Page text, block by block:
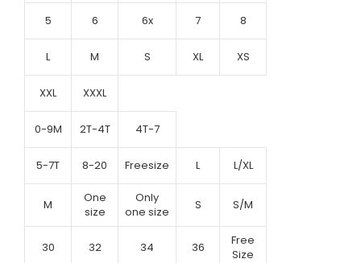
5 6 6x 7 8
L M S XL XS
XXL XXXL
0-9M 2T-4T 4T-7
5-7T 8-20 Freesize L L/XL
M
One
size
Only
one size
S S/M
30 32 34 36
Free
Size